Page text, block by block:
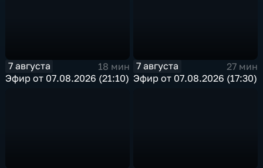
7 августа
18 мин
Эфир от 07.08.2026 (21:10)
7 августа
27 мин
Эфир от 07.08.2026 (17:30)